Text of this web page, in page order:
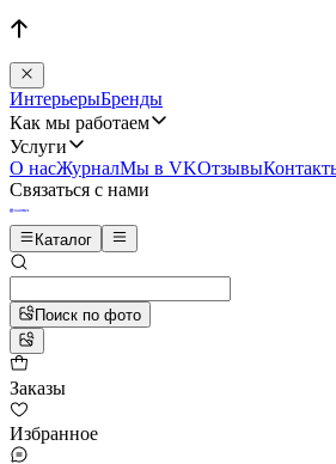
ИнтерьерыБренды
Как мы работаем
Услуги
О насЖурналМы в VKОтзывы
Связаться с нами
Каталог
Поиск по фото
Заказы
Избранное